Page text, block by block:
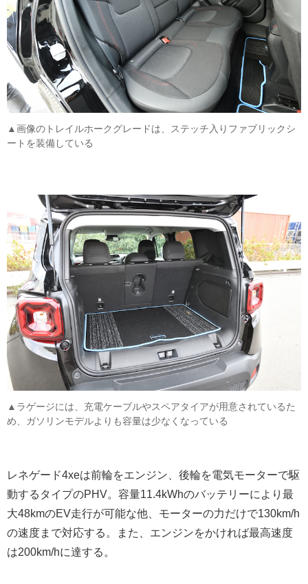
▲画像のトレイルホークグレードは、ステッチ入りファブリックシ
ートを装備している
▲ラゲージには、充電ケーブルやスペアタイアが用意されているた
め、ガソリンモデルよりも容量は少なくなっている
レネゲード4xeは前輪をエンジン、後輪を電気モーターで駆
動するタイプのPHV。容量11.4kWhのバッテリーにより最
大48kmのEV走行が可能な他、モーターの力だけで130km/h
の速度まで対応する。また、エンジンをかければ最高速度
は200km/hに達する。